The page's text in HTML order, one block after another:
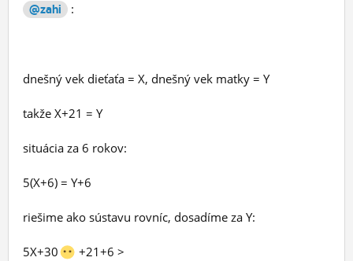
@zahi :
dnešný vek dieťaťa = X, dnešný vek matky = Y
takže X+21 = Y
situácia za 6 rokov:
5(X+6) = Y+6
riešime ako sústavu rovníc, dosadíme za Y:
5X+30 +21+6 >